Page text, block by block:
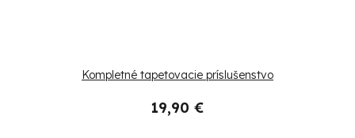
Kompletné tapetovacie príslušenstvo
19,90 €